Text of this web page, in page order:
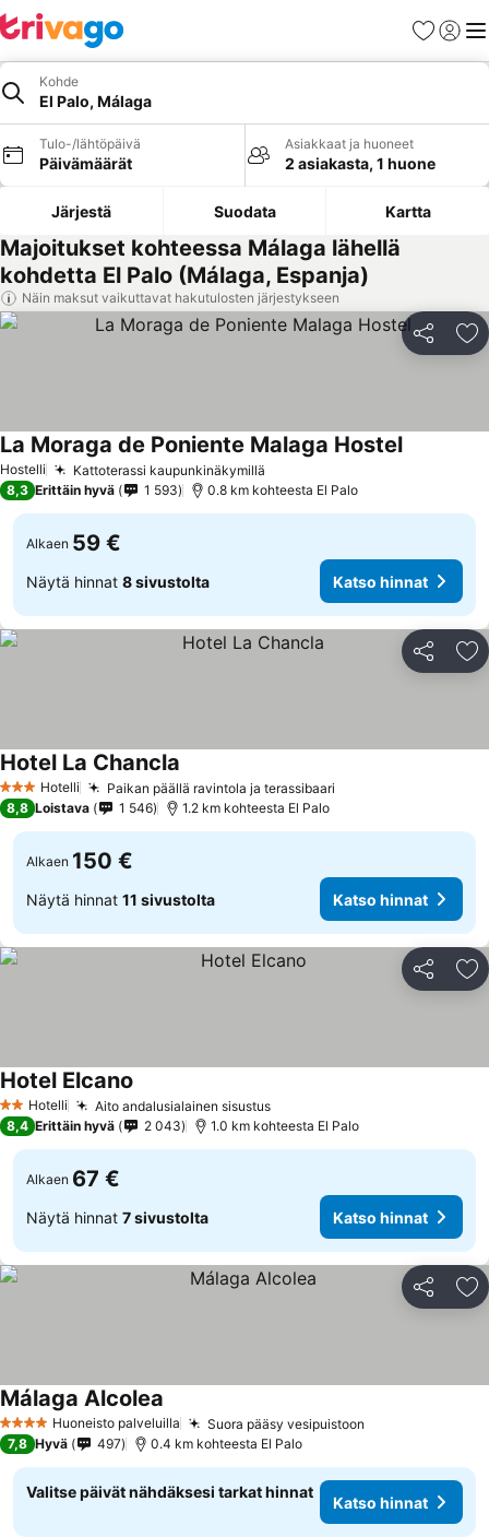
Suosikit
Kohde
El Palo, Málaga
Tulo-/lähtöpäivä
Päivämäärät
Asiakkaat ja huoneet
2 asiakasta, 1 huone
Järjestä Suodata Kartta
Majoitukset kohteessa Málaga lähellä
kohdetta El Palo (Málaga, Espanja)
Näin maksut vaikuttavat hakutulosten järjestykseen
Jaa
Hostelli Kattoterassi kaupunkinäkymillä
La Moraga de Poniente Malaga Hostel
8,3 Erittäin hyvä 1 593 0.8 km kohteesta El Palo
Alkaen 59 €
Näytä hinnat 8 sivustolta Katso hinnat
Jaa
3 Tähtiluokitus
Hotelli Paikan päällä ravintola ja terassibaari
Hotel La Chancla
8,8 Loistava 1 546 1.2 km kohteesta El Palo
Alkaen 150 €
Näytä hinnat 11 sivustolta Katso hinnat
Jaa
2 Tähtiluokitus
Hotelli Aito andalusialainen sisustus
Hotel Elcano
8,4 Erittäin hyvä 2 043 1.0 km kohteesta El Palo
Alkaen 67 €
Näytä hinnat 7 sivustolta Katso hinnat
Jaa
4 TähtiluokitusHuoneisto palveluilla Suora pääsy vesipuistoon
Málaga Alcolea
7,8 Hyvä 497 0.4 km kohteesta El Palo
Valitse päivät nähdäksesi tarkat hinnat
Katso hinnat